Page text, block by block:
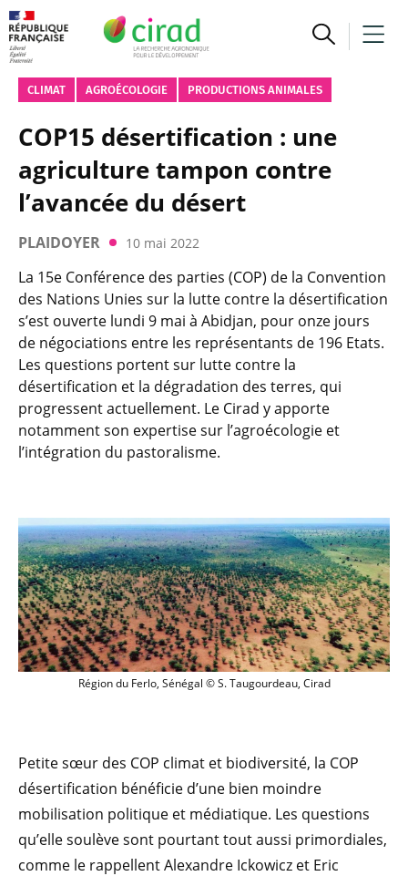
CLIMAT AGROÉCOLOGIE PRODUCTIONS ANIMALES
COP15 désertification : une
agriculture tampon contre
l’avancée du désert
PLAIDOYER 10 mai 2022
La 15e Conférence des parties (COP) de la Convention
des Nations Unies sur la lutte contre la désertification
s’est ouverte lundi 9 mai à Abidjan, pour onze jours
de négociations entre les représentants de 196 Etats.
Les questions portent sur lutte contre la
désertification et la dégradation des terres, qui
progressent actuellement. Le Cirad y apporte
notamment son expertise sur l’agroécologie et
l’intégration du pastoralisme.
Région du Ferlo, Sénégal © S.
Région du Ferlo, Sénégal © S. Taugourdeau, Cirad
Petite sœur des COP climat et biodiversité, la COP
désertification bénéficie d’une bien moindre
mobilisation politique et médiatique. Les questions
qu’elle soulève sont pourtant tout aussi primordiales,
comme le rappellent Alexandre Ickowicz et Eric